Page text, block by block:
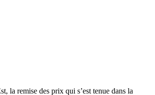
la remise des prix qui s’est tenue dans la